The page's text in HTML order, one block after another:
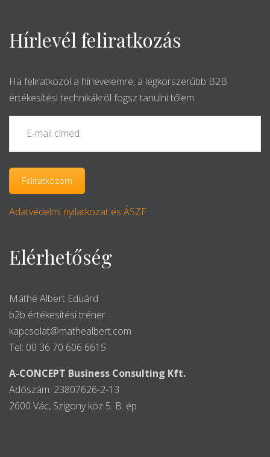
Hírlevél feliratkozás
Ha feliratkozol a hírlevelemre, a legkorszerűbb B2B
értékesítési technikákról fogsz tanulni tőlem.
Adatvédelmi nyilatkozat és ÁSZF
Elérhetőség
Máthé Albert Eduárd
b2b értékesítési tréner
kapcsolat@mathealbert.com
Tel: 00 36 70 606 6615
A-CONCEPT Business Consulting Kft.
Adószám: 23807626-2-13
2600 Vác, Szigony köz 5. B. ép.